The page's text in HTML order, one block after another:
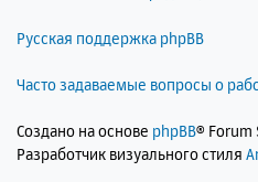
Русская поддержка phpBB
Часто задаваемые вопросы о
Создано на основе phpBB®
Разработчик визуального стиля